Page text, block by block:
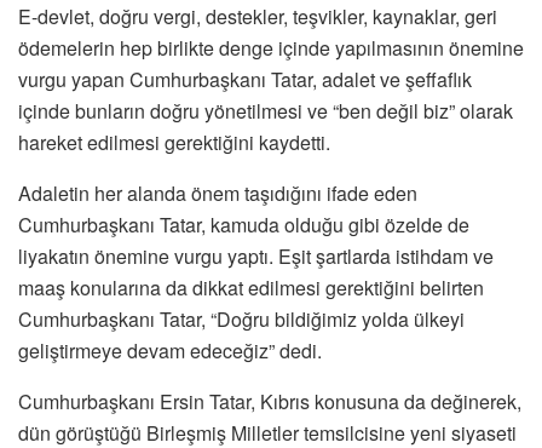
E-devlet, doğru vergi, destekler, teşvikler, kaynaklar, geri
ödemelerin hep birlikte denge içinde yapılmasının önemine
vurgu yapan Cumhurbaşkanı Tatar, adalet ve şeffaflık
içinde bunların doğru yönetilmesi ve “ben değil biz” olarak
hareket edilmesi gerektiğini kaydetti.
Adaletin her alanda önem taşıdığını ifade eden
Cumhurbaşkanı Tatar, kamuda olduğu gibi özelde de
liyakatın önemine vurgu yaptı. Eşit şartlarda istihdam ve
maaş konularına da dikkat edilmesi gerektiğini belirten
Cumhurbaşkanı Tatar, “Doğru bildiğimiz yolda ülkeyi
geliştirmeye devam edeceğiz” dedi.
Cumhurbaşkanı Ersin Tatar, Kıbrıs konusuna da değinerek,
dün görüştüğü Birleşmiş Milletler temsilcisine yeni siyaseti